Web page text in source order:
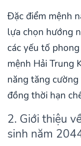
Đặc điểm mệnh
lựa chọn hướng
các yếu tố
mệnh Hải Trung
năng tăng
đồng thời hạn
2. Giới thiệu
sinh năm